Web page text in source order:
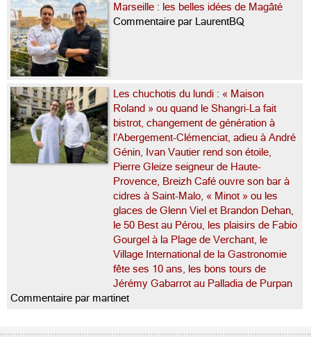
Marseille : les belles idées de Magâté
Commentaire par LaurentBQ
Les chuchotis du lundi : « Maison
Roland » ou quand le Shangri-La fait
bistrot, changement de génération à
l’Abergement-Clémenciat, adieu à André
Génin, Ivan Vautier rend son étoile,
Pierre Gleize seigneur de Haute-
Provence, Breizh Café ouvre son bar à
cidres à Saint-Malo, « Minot » ou les
glaces de Glenn Viel et Brandon Dehan,
le 50 Best au Pérou, les plaisirs de Fabio
Gourgel à la Plage de Verchant, le
Village International de la Gastronomie
fête ses 10 ans, les bons tours de
Jérémy Gabarrot au Palladia de Purpan
Commentaire par martinet